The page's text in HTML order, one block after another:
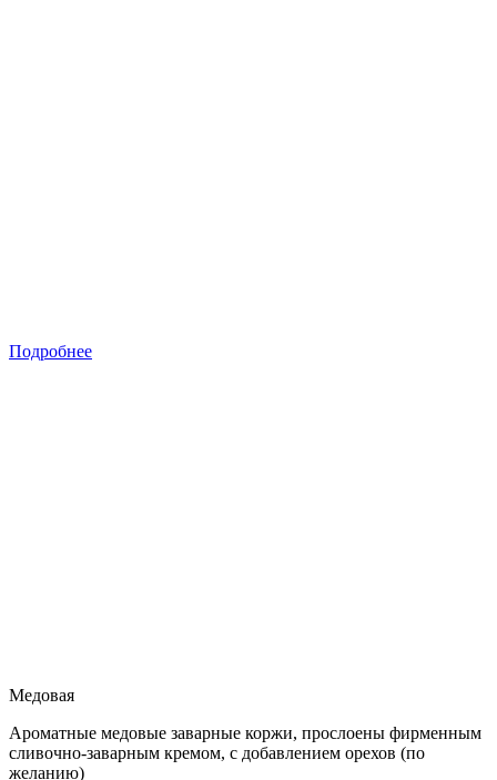
Подробнее
Медовая
Ароматные медовые заварные коржи, прослоены фирменным
сливочно-заварным кремом, с добавлением орехов (по
желанию)